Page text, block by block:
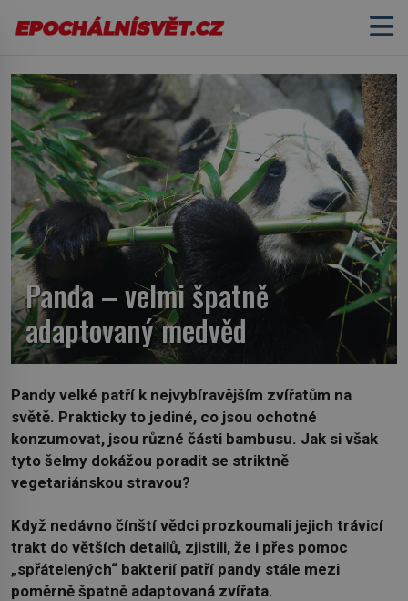
Panda – velmi špatně
adaptovaný medvěd
Pandy velké patří k nejvybíravějším zvířatům na
světě. Prakticky to jediné, co jsou ochotné
konzumovat, jsou různé části bambusu. Jak si však
tyto šelmy dokážou poradit se striktně
vegetariánskou stravou?
Když nedávno čínští vědci prozkoumali jejich trávicí
trakt do větších detailů, zjistili, že i přes pomoc
„spřátelených“ bakterií patří pandy stále mezi
poměrně špatně adaptovaná zvířata.